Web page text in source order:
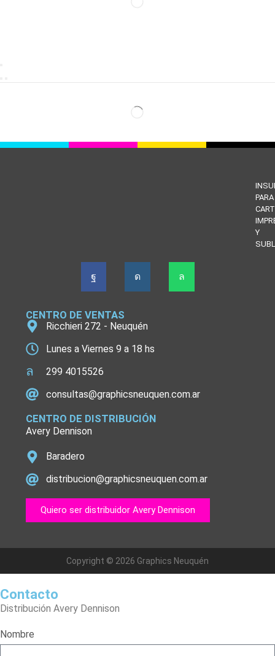
PARA
Y
CENTRO DE VENTAS
Ricchieri 272 - Neuquén
Lunes a Viernes 9 a 18 hs
299 4015526
consultas@graphicsneuquen.com.ar
CENTRO DE DISTRIBUCIÓN
Avery Dennison
Baradero
distribucion@graphicsneuquen.com.ar
Quiero ser distribuidor Avery Dennison
Copyright © 2026 Graphics Neuquén
Contacto
Distribución Avery Dennison
Nombre